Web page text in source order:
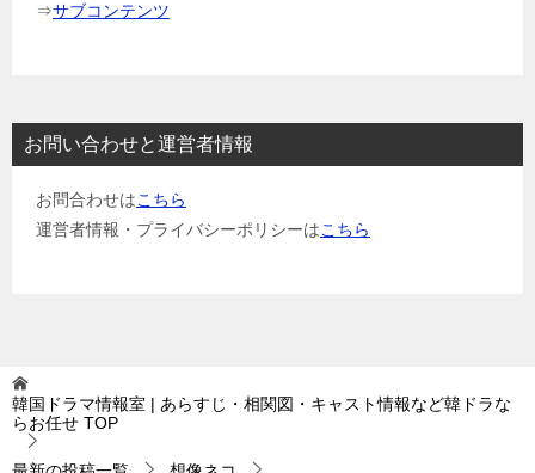
⇒サブコンテンツ
お問い合わせと運営者情報
お問合わせはこちら
運営者情報・プライバシーポリシーはこちら
韓国ドラマ情報室 | あらすじ・相関図・キャスト情報など韓ドラな
らお任せ TOP